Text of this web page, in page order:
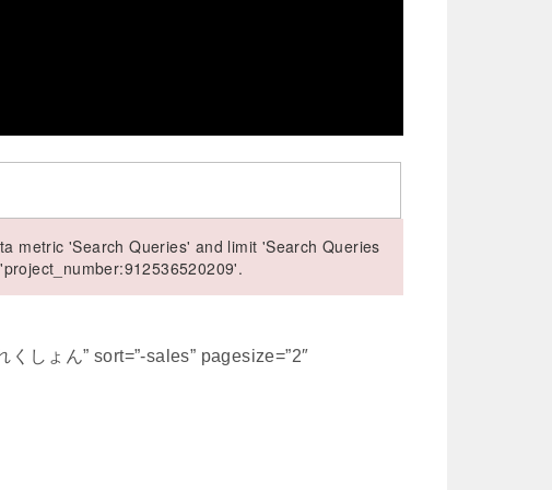
metric 'Search Queries' and limit 'Search Queries
しょん” sort=”-sales” pagesize=”2″